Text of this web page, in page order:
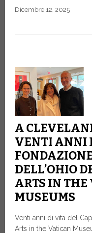
Dicembre 12, 2025
A
VENTI ANNI
DELL’OHIO
ARTS IN
MUSEUMS
Venti anni di vita del
Arts in the Vatican